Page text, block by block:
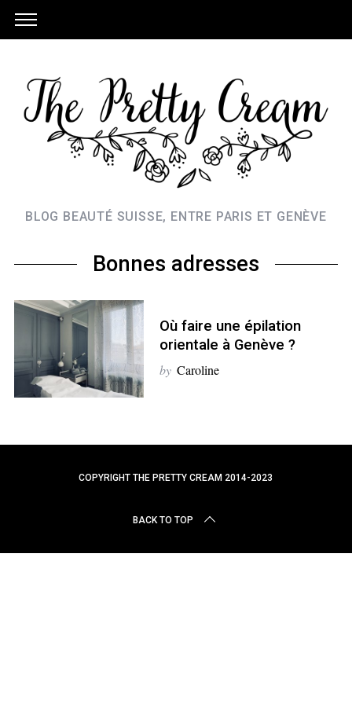
BLOG BEAUTÉ SUISSE, ENTRE PARIS ET GENÈVE
Bonnes adresses
Où faire une épilation
orientale à Genève ?
by Caroline
COPYRIGHT THE PRETTY CREAM 2014-2023
BACK TO TOP
S
e
r
c
h
r